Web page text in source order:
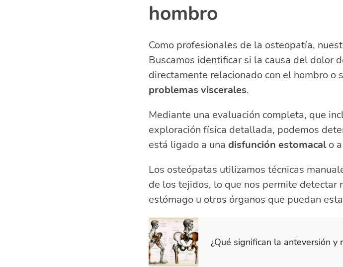
hombro
Como profesionales de la osteopatía,
Buscamos identificar si la causa del dolor
directamente relacionado con el hombro o
problemas viscerales.
Mediante una evaluación completa, que
exploración física detallada, podemos
está ligado a una disfunción estomacalo a
Los osteópatas utilizamos técnicas
de los tejidos, lo que nos permite detectar
estómago u otros órganos que puedan
¿Qué significan la anteversión y